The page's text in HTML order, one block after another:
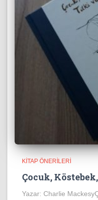
KITAP ÖNERILERI
Çocuk,
Yazar: Charlie